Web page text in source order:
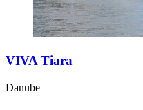
VIVA Tiara
Danube